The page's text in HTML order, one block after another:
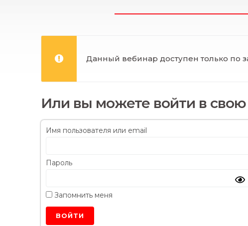
Данный вебинар доступен только по
Или вы можете войти в
Имя пользователя или email
Пароль
Запомнить меня